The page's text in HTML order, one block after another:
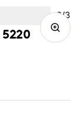
2/3
3